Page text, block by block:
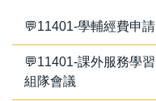
💬11401-學輔經費申請
💬11401-課外服務學習
組隊會議